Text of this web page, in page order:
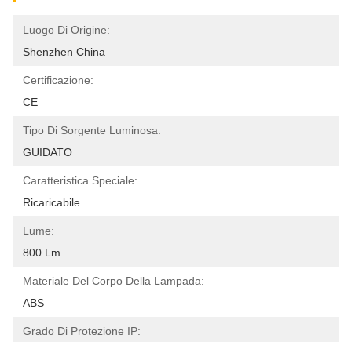
Luogo Di Origine:
Shenzhen China
Certificazione:
CE
Tipo Di Sorgente Luminosa:
GUIDATO
Caratteristica Speciale:
Ricaricabile
Lume:
800 Lm
Materiale Del Corpo Della Lampada:
ABS
Grado Di Protezione IP: